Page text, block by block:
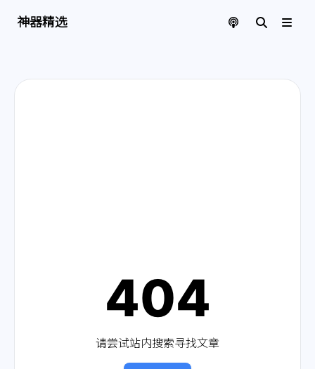
神器精选
404
请尝试站内搜索寻找文章